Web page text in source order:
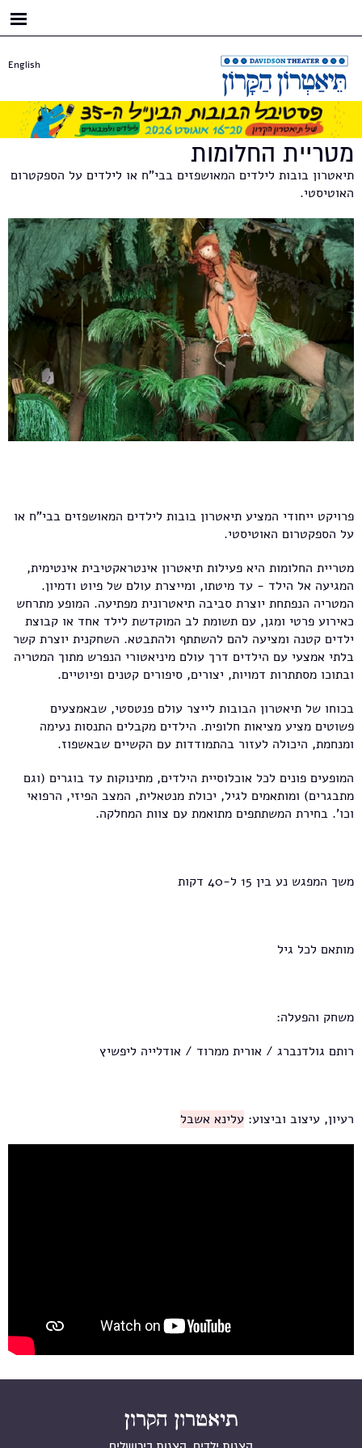
English
מטריית החלומות
תיאטרון בובות לילדים המאושפזים בבי"ח או לילדים על הספקטרום
האוטיסטי.
פרויקט ייחודי המציע תיאטרון בובות לילדים המאושפזים בבי"ח או
על הספקטרום האוטיסטי.
מטריית החלומות היא פעילות תיאטרון אינטראקטיבית אינטימית,
המגיעה אל הילד - עד מיטתו, ומייצרת עולם של פיוט ודמיון.
המטריה הנפתחת יוצרת סביבה תיאטרונית מפתיעה. המופע מתרחש
כאירוע פרטי ומגן, עם תשומת לב המוקדשת לילד אחד או קבוצת
ילדים קטנה ומציעה להם להשתתף ולהתבטא. השחקנית יוצרת קשר
בלתי אמצעי עם הילדים דרך עולם מיניאטורי הנפרש מתוך המטריה
ובתוכו מסתתרות דמויות, יצורים, סיפורים קטנים ופיוטיים.
בכוחו של תיאטרון הבובות לייצר עולם פנטסטי, שבאמצעים
פשוטים מציע מציאות חלופית. הילדים מקבלים התנסות נעימה
ומנחמת, היכולה לעזור בהתמודדות עם הקשיים שבאשפוז.
המופעים פונים לכל אוכלוסיית הילדים, מתינוקות עד בוגרים (וגם
מתבגרים) ומותאמים לגיל, יכולת מנטאלית, המצב הפיזי, הרפואי
וכו'. בחירת המשתתפים מתואמת עם צוות המחלקה.
משך המפגש נע בין 15 ל-40 דקות
מותאם לכל גיל
משחק והפעלה:
רותם גולדנברג / אורית ממרוד / אודלייה ליפשיץ
רעיון, עיצוב וביצוע: עלינא אשבל